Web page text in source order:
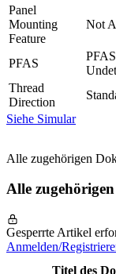
Panel
Mounting
Feature
Not
PFAS
Thread
Direction
Siehe Simular
Alle zugehörigen
Alle
Gesperrte Artikel
Anmelden/
Titel des